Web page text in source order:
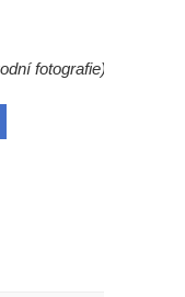
fotografie)